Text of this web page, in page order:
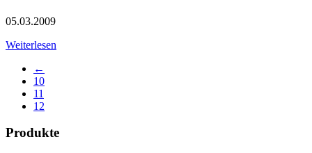
05.03.2009
Weiterlesen
←
10
11
12
Produkte